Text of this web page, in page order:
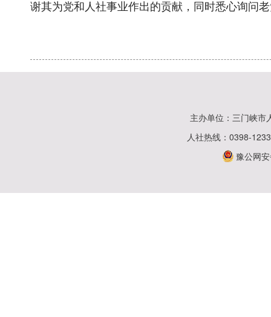
谢其为党和人社事业作出的贡献，同时悉心询问
主办单位：三门峡
人社热线：0398-
豫公网